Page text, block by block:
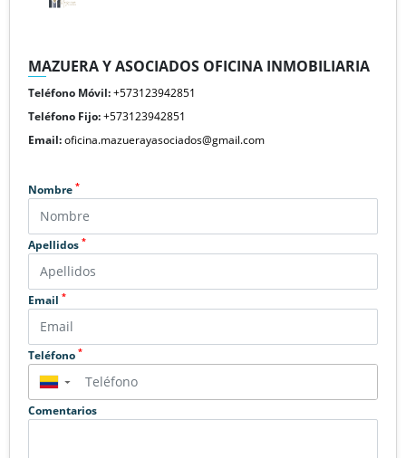
MAZUERA Y ASOCIADOS OFICINA INMOBILIARIA
Teléfono Móvil:+573123942851
Teléfono Fijo:+573123942851
Email:oficina.mazuerayasociados@gmail.com
Nombre *
Apellidos *
Email *
Teléfono *
▼
Comentarios